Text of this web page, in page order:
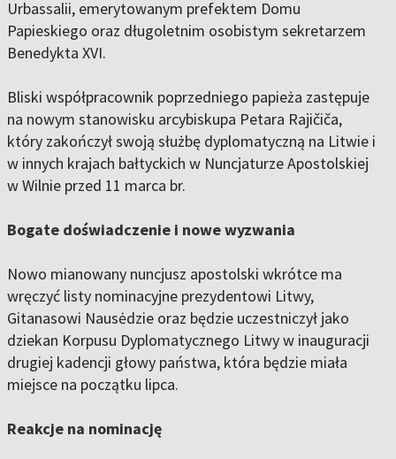
Urbassalii, emerytowanym prefektem Domu
Papieskiego oraz długoletnim osobistym sekretarzem
Benedykta XVI.
Bliski współpracownik poprzedniego papieża zastępuje
na nowym stanowisku arcybiskupa Petara Rajičiča,
który zakończył swoją służbę dyplomatyczną na Litwie i
w innych krajach bałtyckich w Nuncjaturze Apostolskiej
w Wilnie przed 11 marca br.
Bogate doświadczenie i nowe wyzwania
Nowo mianowany nuncjusz apostolski wkrótce ma
wręczyć listy nominacyjne prezydentowi Litwy,
Gitanasowi Nausėdzie oraz będzie uczestniczył jako
dziekan Korpusu Dyplomatycznego Litwy w inauguracji
drugiej kadencji głowy państwa, która będzie miała
miejsce na początku lipca.
Reakcje na nominację